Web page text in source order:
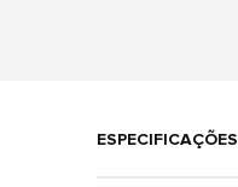
ESPECIFICAÇÕES